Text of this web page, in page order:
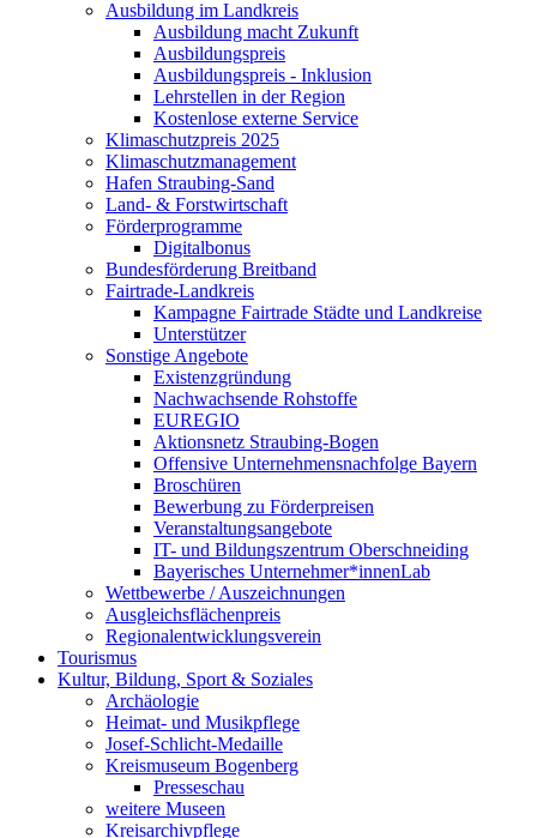
Ausbildung im Landkreis
Ausbildung macht Zukunft
Ausbildungspreis
Ausbildungspreis - Inklusion
Lehrstellen in der Region
Kostenlose externe Service
Klimaschutzpreis 2025
Klimaschutzmanagement
Hafen Straubing-Sand
Land- & Forstwirtschaft
Förderprogramme
Digitalbonus
Bundesförderung Breitband
Fairtrade-Landkreis
Kampagne Fairtrade Städte und Landkreise
Unterstützer
Sonstige Angebote
Existenzgründung
Nachwachsende Rohstoffe
EUREGIO
Aktionsnetz Straubing-Bogen
Offensive Unternehmensnachfolge Bayern
Broschüren
Bewerbung zu Förderpreisen
Veranstaltungsangebote
IT- und Bildungszentrum Oberschneiding
Bayerisches Unternehmer*innenLab
Wettbewerbe / Auszeichnungen
Ausgleichsflächenpreis
Regionalentwicklungsverein
Tourismus
Kultur, Bildung, Sport & Soziales
Archäologie
Heimat- und Musikpflege
Josef-Schlicht-Medaille
Kreismuseum Bogenberg
Presseschau
weitere Museen
Kreisarchivpflege